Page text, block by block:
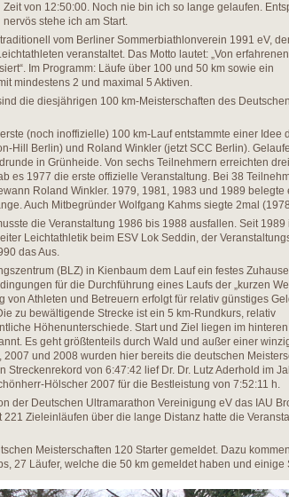
Zeit von 12:50:00. Noch nie bin ich so lange gelaufen.
nervös stehe ich am Start.
vom Berliner Sommerbiathlonverein 1991 eV,
veranstaltet. Das Motto lautet: „Von
Im Programm: Läufe über 100 und 50 km sowie ein
mindestens 2 und maximal 5 Aktiven.
die diesjährigen 100 km-Meisterschaften des
(noch inoffizielle) 100 km-Lauf entstammte einer Idee
Hill Berlin) und Roland Winkler (jetzt SCC Berlin).
in Grünheide. Von sechs Teilnehmern erreichten
es 1977 die erste offizielle Veranstaltung. Bei 38
Roland Winkler. 1979, 1981, 1983 und 1989 belegte
Auch Mitbegründer Wolfgang Kahms siegte 2mal
die Veranstaltung 1986 bis 1988 ausfallen. Seit 1989
Leichtathletik beim ESV Lok Seddin, der
das Aus.
(BLZ) in Kienbaum dem Lauf ein festes
für die Durchführung eines Laufs der „kurzen
von Athleten und Betreuern erfolgt für relativ günstiges
zu bewältigende Strecke ist ein 5 km-Rundkurs, relativ
Höhenunterschiede. Start und Ziel liegen im
Es geht größtenteils durch Wald und außer einer
und 2008 wurden hier bereits die deutschen
Streckenrekord von 6:47:42 lief Dr. Dr. Lutz Aderhold im
Hölscher 2007 für die Bestleistung von 7:52:11 h.
der Deutschen Ultramarathon Vereinigung eV das IAU
Zieleinläufen über die lange Distanz hatte die
Meisterschaften 120 Starter gemeldet. Dazu
27 Läufer, welche die 50 km gemeldet haben und einige